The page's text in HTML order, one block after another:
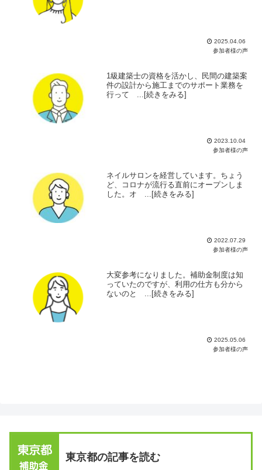
2025.04.06
参加者様の声
1級建築士の資格を活かし、民間の建築案
件の設計から施工までのサポート業務を
行って ...[続きをみる]
2023.10.04
参加者様の声
ネイルサロンを経営しています。ちょう
ど、コロナが流行る直前にオープンしま
した。オ ...[続きをみる]
2022.07.29
参加者様の声
大変参考になりました。補助金制度は知
っていたのですが、利用の仕方も分から
ないのと ...[続きをみる]
2025.05.06
参加者様の声
東京都の記事を読む